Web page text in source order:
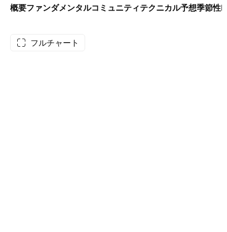
概要ファンダメンタルコミュニティテクニカル予想季節性
フルチャート